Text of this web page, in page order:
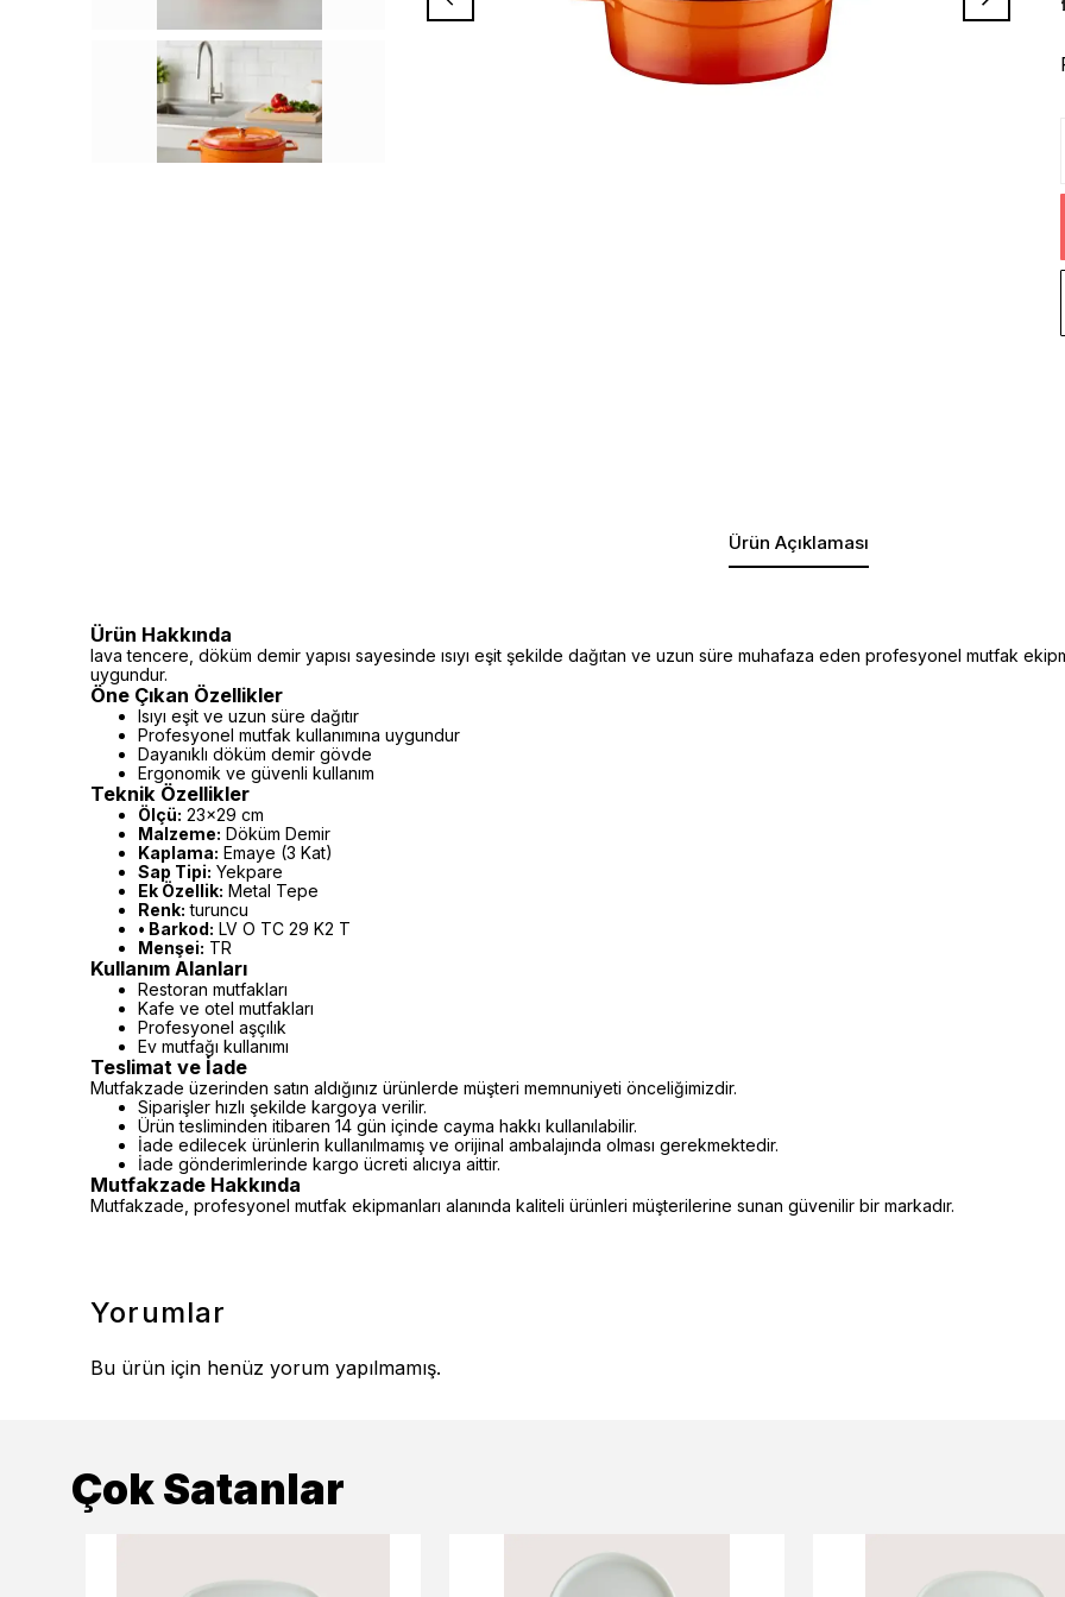
Ürün Açıklaması
Ürün Hakkında
lava tencere, döküm demir yapısı sayesinde ısıyı eşit şekilde dağıtan ve uzun süre muhafaza eden profesyonel mutfak
uygundur.
Öne Çıkan Özellikler
Isıyı eşit ve uzun süre dağıtır
Profesyonel mutfak kullanımına uygundur
Dayanıklı döküm demir gövde
Ergonomik ve güvenli kullanım
Teknik Özellikler
Ölçü: 23x29 cm
Malzeme: Döküm Demir
Kaplama: Emaye (3 Kat)
Sap Tipi: Yekpare
Ek Özellik: Metal Tepe
Renk: turuncu
• Barkod: LV O TC 29 K2 T
Menşei: TR
Kullanım Alanları
Restoran mutfakları
Kafe ve otel mutfakları
Profesyonel aşçılık
Ev mutfağı kullanımı
Teslimat ve İade
Mutfakzade üzerinden satın aldığınız ürünlerde müşteri memnuniyeti önceliğimizdir.
Siparişler hızlı şekilde kargoya verilir.
Ürün tesliminden itibaren 14 gün içinde cayma hakkı kullanılabilir.
İade edilecek ürünlerin kullanılmamış ve orijinal ambalajında olması gerekmektedir.
İade gönderimlerinde kargo ücreti alıcıya aittir.
Mutfakzade Hakkında
Mutfakzade, profesyonel mutfak ekipmanları alanında kaliteli ürünleri müşterilerine sunan güvenilir bir markadır.
Yorumlar
Bu ürün için henüz yorum yapılmamış.
Çok Satanlar